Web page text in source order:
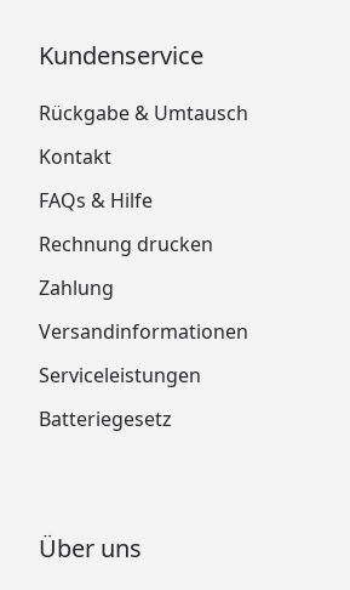
Kundenservice
Rückgabe & Umtausch
Kontakt
FAQs & Hilfe
Rechnung drucken
Zahlung
Versandinformationen
Serviceleistungen
Batteriegesetz
Über uns